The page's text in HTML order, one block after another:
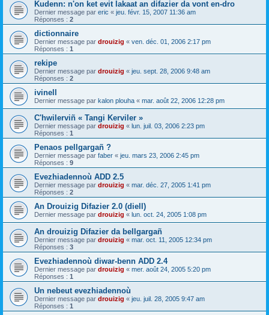
Kudenn: n'on ket evit lakaat an difazier da vont en-dro
Dernier message par eric « jeu. févr. 15, 2007 11:36 am
Réponses : 2
dictionnaire
Dernier message par drouizig « ven. déc. 01, 2006 2:17 pm
Réponses : 1
rekipe
Dernier message par drouizig « jeu. sept. 28, 2006 9:48 am
Réponses : 2
ivinell
Dernier message par kalon plouha « mar. août 22, 2006 12:28 pm
C'hwilerviñ « Tangi Kerviler »
Dernier message par drouizig « lun. juil. 03, 2006 2:23 pm
Réponses : 1
Penaos pellgargañ ?
Dernier message par faber « jeu. mars 23, 2006 2:45 pm
Réponses : 9
Evezhiadennoù ADD 2.5
Dernier message par drouizig « mar. déc. 27, 2005 1:41 pm
Réponses : 2
An Drouizig Difazier 2.0 (diell)
Dernier message par drouizig « lun. oct. 24, 2005 1:08 pm
An drouizig Difazier da bellgargañ
Dernier message par drouizig « mar. oct. 11, 2005 12:34 pm
Réponses : 3
Evezhiadennoù diwar-benn ADD 2.4
Dernier message par drouizig « mer. août 24, 2005 5:20 pm
Réponses : 1
Un nebeut evezhiadennoù
Dernier message par drouizig « jeu. juil. 28, 2005 9:47 am
Réponses : 1